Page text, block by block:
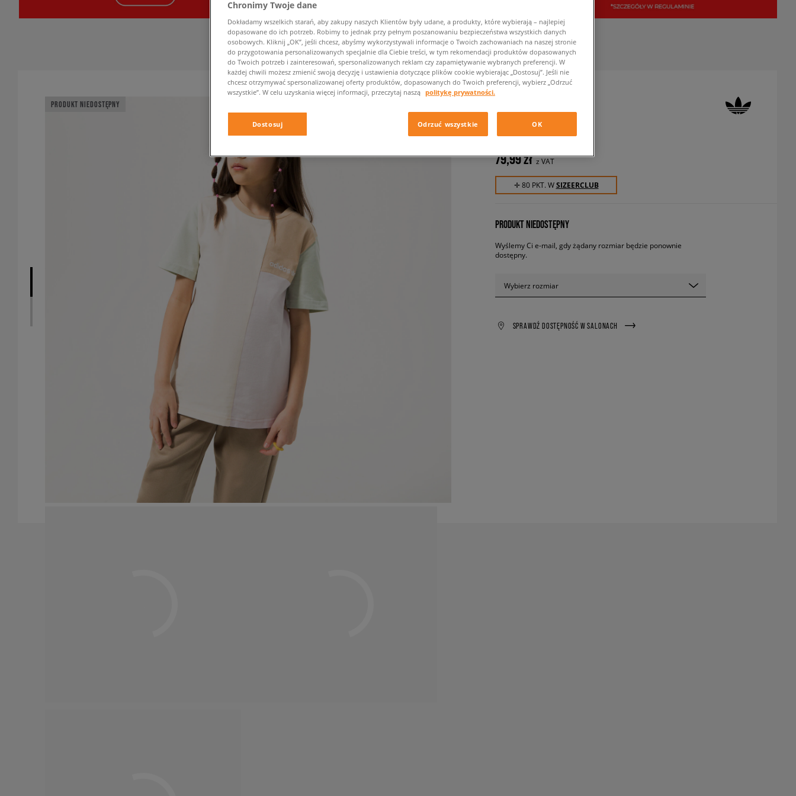
PRODUKT NIEDOSTĘPNY
dziecięce, koszulki
79,99 zł z VAT
✛ 80 PKT. WSIZEERCLUB
PRODUKT NIEDOSTĘPNY
Wyślemy Ci e-mail, gdy żądany rozmiar będzie ponownie
dostępny.
Wybierz rozmiar
SPRAWDŹ DOSTĘPNOŚĆ W SALONACH
Chronimy Twoje dane
Dokładamy wszelkich starań, aby zakupy naszych Klientów były udane, a produkty, które wybierają – najlepiej
dopasowane do ich potrzeb. Robimy to jednak przy pełnym poszanowaniu bezpieczeństwa wszystkich danych
osobowych. Kliknij „OK”, jeśli chcesz, abyśmy wykorzystywali informacje o Twoich zachowaniach na naszej stronie
do przygotowania personalizowanych specjalnie dla Ciebie treści, w tym rekomendacji produktów dopasowanych
do Twoich potrzeb i zainteresowań, spersonalizowanych reklam czy zapamiętywanie wybranych preferencji. W
każdej chwili możesz zmienić swoją decyzję i ustawienia dotyczące plików cookie wybierając „Dostosuj”. Jeśli nie
chcesz otrzymywać spersonalizowanej oferty produktów, dopasowanych do Twoich preferencji, wybierz „Odrzuć
wszystkie”. W celu uzyskania więcej informacji, przeczytaj naszą politykę prywatności.
Dostosuj Odrzuć wszystkie OK